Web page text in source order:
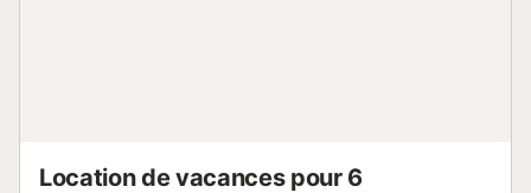
Location de vacances pour 6